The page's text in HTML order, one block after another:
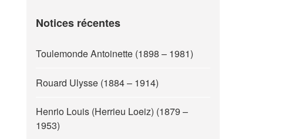
Notices récentes
Toulemonde Antoinette (1898 – 1981)
Rouard Ulysse (1884 – 1914)
Henrio Louis (Herrieu Loeiz) (1879 –
1953)